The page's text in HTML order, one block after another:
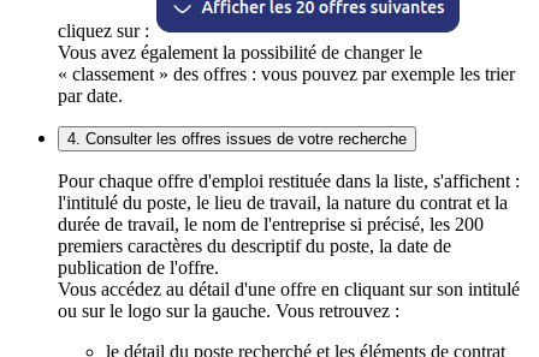
cliquez sur :
Vous avez également la possibilité de changer le
« classement » des offres : vous pouvez par exemple les trier
par date.
4. Consulter les offres issues de votre recherche
Pour chaque offre d'emploi restituée dans la liste, s'affichent :
l'intitulé du poste, le lieu de travail, la nature du contrat et la
durée de travail, le nom de l'entreprise si précisé, les 200
premiers caractères du descriptif du poste, la date de
publication de l'offre.
Vous accédez au détail d'une offre en cliquant sur son intitulé
ou sur le logo sur la gauche. Vous retrouvez :
le détail du poste recherché et les éléments de contrat